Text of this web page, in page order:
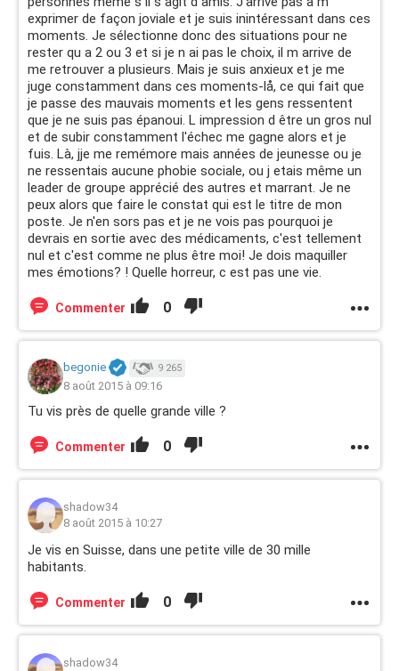
exprimer de façon joviale et je suis inintéressant dans ces
moments. Je sélectionne donc des situations pour ne
rester qu a 2 ou 3 et si je n ai pas le choix, il m arrive de
me retrouver a plusieurs. Mais je suis anxieux et je me
juge constamment dans ces moments-lå, ce qui fait que
je passe des mauvais moments et les gens ressentent
que je ne suis pas épanoui. L impression d être un gros nul
et de subir constamment l'échec me gagne alors et je
fuis. Là, jje me remémore mais années de jeunesse ou je
ne ressentais aucune phobie sociale, ou j etais même un
leader de groupe apprécié des autres et marrant. Je ne
peux alors que faire le constat qui est le titre de mon
poste. Je n'en sors pas et je ne vois pas pourquoi je
devrais en sortie avec des médicaments, c'est tellement
nul et c'est comme ne plus être moi! Je dois maquiller
mes émotions? ! Quelle horreur, c est pas une vie.
Commenter 0
begonie 9 265
8 août 2015 à 09:16
Tu vis près de quelle grande ville ?
Commenter 0
shadow34
8 août 2015 à 10:27
Je vis en Suisse, dans une petite ville de 30 mille
habitants.
Commenter 0
shadow34